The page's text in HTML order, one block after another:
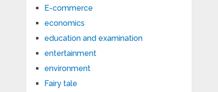
E-commerce
economics
education and examination
entertainment
environment
Fairy tale